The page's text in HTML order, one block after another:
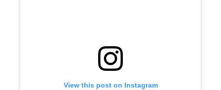
View this post on Instagram